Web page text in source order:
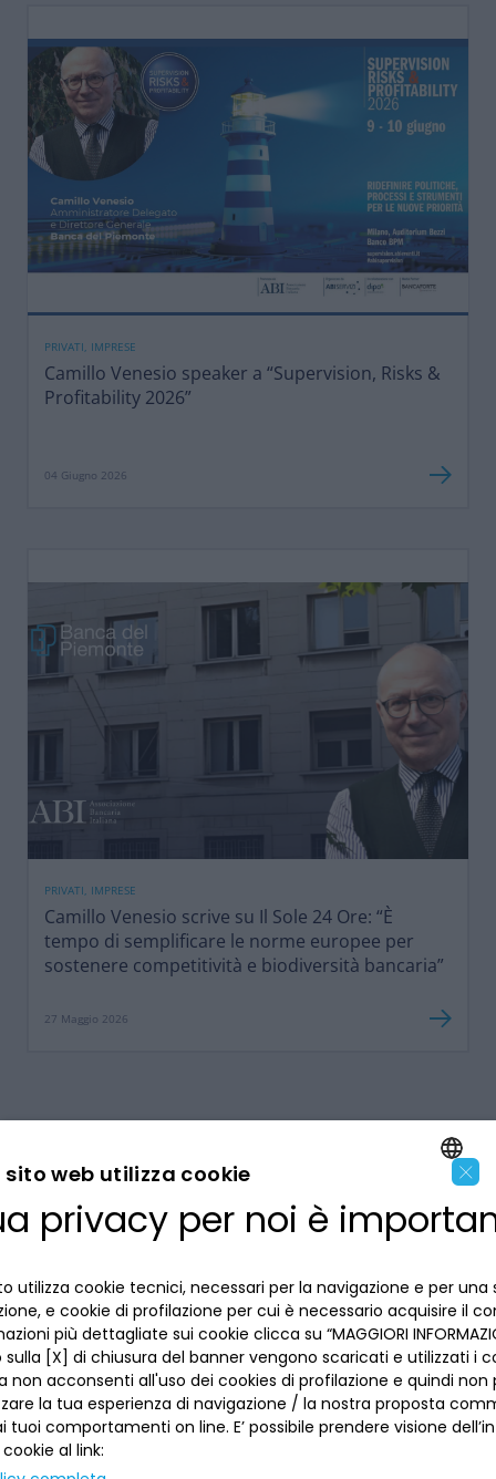
PRIVATI, IMPRESE
Camillo Venesio speaker a “Supervision, Risks &
Profitability 2026”
04 Giugno 2026
PRIVATI, IMPRESE
Camillo Venesio scrive su Il Sole 24 Ore: “È
tempo di semplificare le norme europee per
sostenere competitività e biodiversità bancaria”
27 Maggio 2026
LA BANCA
Dove siamo
Lavora con noi
Reclami
Numeri utili
INFORMAZIONI PER IL CLIENTE
Privacy
La tua scelta sui cookies
Informativa al pubblico
Sepa
ACCESSIBILITÀ E APP
SEGUICI SUI SOCIAL
ENGLISH
×
sito web utilizza cookie
privacy per noi è
utilizza cookie tecnici, necessari per la navigazione e per una
e cookie di profilazione per cui è necessario acquisire il
più dettagliate sui cookie clicca su “MAGGIORI
[X] di chiusura del banner vengono scaricati e utilizzati i
non acconsenti all'uso dei cookies di profilazione e quindi non
la tua esperienza di navigazione / la nostra proposta
tuoi comportamenti on line. E’ possibile prendere visione
al link: